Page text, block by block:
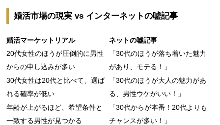
婚活市場の現実 vs インターネットの嘘記事
婚活マーケットリアル
ネットの嘘記事
20代女性のほうが圧倒的に男性
からの申し込みが多い
「30代のほうが落ち着いた魅力
があり、モテる！」
30代女性は20代と比べて、選ば
れる確率が低い
「30代のほうが大人の魅力があ
る、男性ウケがいい！」
年齢が上がるほど、希望条件と
一致する男性が見つかる
「30代からが本番！20代よりも
チャンスが多い！」